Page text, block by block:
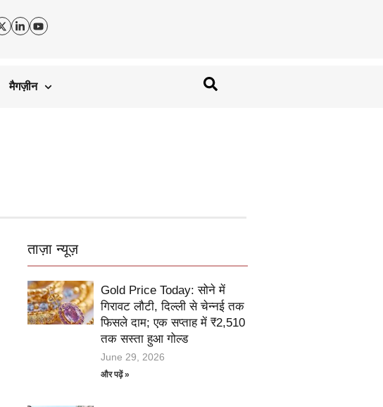
मैगज़ीन
ताज़ा न्यूज़
Gold Price Today: सोने में
गिरावट लौटी, दिल्ली से चेन्नई तक
फिसले दाम; एक सप्ताह में ₹2,510
तक सस्ता हुआ गोल्ड
June 29, 2026
और पढ़ें »